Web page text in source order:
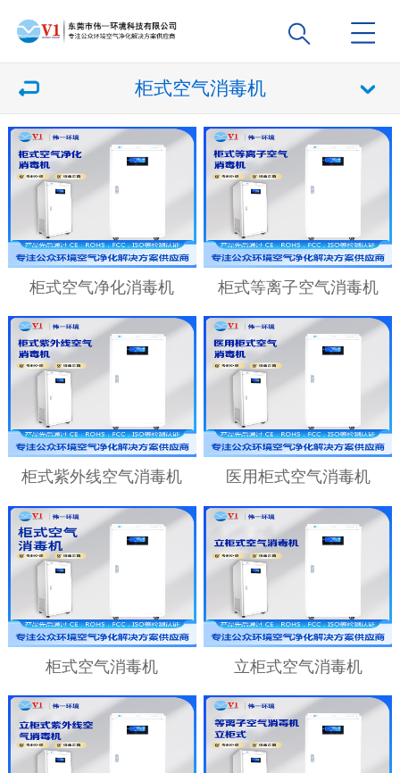
柜式空气消毒机
柜式空气净化消毒机 柜式等离子空气消毒机
柜式紫外线空气消毒机 医用柜式空气消毒机
柜式空气消毒机 立柜式空气消毒机